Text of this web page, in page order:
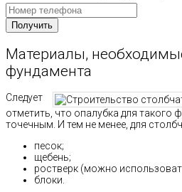
Материалы,
фундамента
Следует
отметить, что опалубка для такого
точечным. И тем не менее, для
песок;
щебень;
ростверк (можно
блоки.